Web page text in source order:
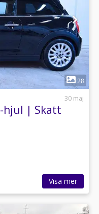
28
30 maj
hjul | Skatt
Visa mer